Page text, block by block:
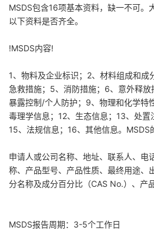
MSDS包含16项基本资料，缺一不可。
以下资料是否齐全。
!MSDS内容!
1、物料及企业标识；2、材料组成和成
急救措施；5、消防措施；6、意外释放
暴露控制/个人防护；9、物理和化学特
毒理学信息；12、生态信息；13、处置
15、法规信息；16、其他信息。MSDS
申请人或公司名称、地址、联系人、电
称、产品型号、产品性质、最终用途、
分名称及成分百分比（CAS No.）、产
MSDS报告周期：3-5个工作日